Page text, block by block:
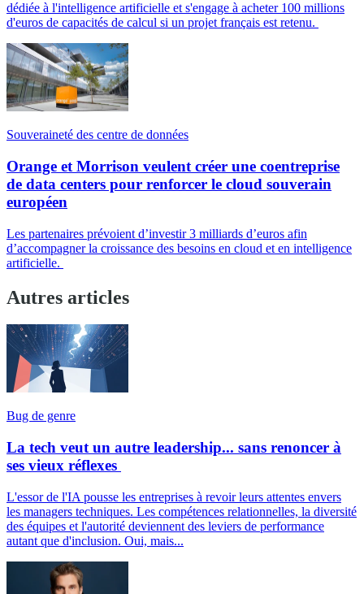
dédiée à l'intelligence artificielle et s'engage à acheter 100 millions
d'euros de capacités de calcul si un projet français est retenu.
Souveraineté des centre de données
Orange et Morrison veulent créer une coentreprise
de data centers pour renforcer le cloud souverain
européen
Les partenaires prévoient d’investir 3 milliards d’euros afin
d’accompagner la croissance des besoins en cloud et en intelligence
artificielle.
Autres articles
Bug de genre
La tech veut un autre leadership... sans renoncer à
ses vieux réflexes
L'essor de l'IA pousse les entreprises à revoir leurs attentes envers
les managers techniques. Les compétences relationnelles, la diversité
des équipes et l'autorité deviennent des leviers de performance
autant que d'inclusion. Oui, mais...